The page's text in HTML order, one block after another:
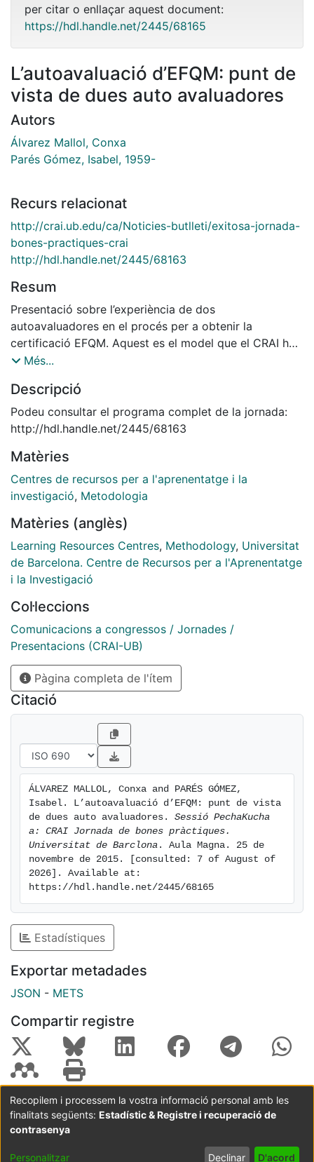
per citar o enllaçar aquest document:
https://hdl.handle.net/2445/68165
L’autoavaluació d’EFQM: punt de
vista de dues auto avaluadores
Autors
Álvarez Mallol, Conxa
Parés Gómez, Isabel, 1959-
Recurs relacionat
http://crai.ub.edu/ca/Noticies-butlleti/exitosa-jornada-
bones-practiques-crai
http://hdl.handle.net/2445/68163
Resum
Presentació sobre l’experiència de dos
autoavaluadores en el procés per a obtenir la
certificació EFQM. Aquest es el model que el CRAI ha
adoptat per tal d’avaluar-nos com a organització
l'excel·lència. La xerrada pretén ser el que a les autores
ens ha aportat participar en aquest procés:
coneixement de la pròpia institució, immersió en la
debat entre totes les parts implicades (Biblioteques,
Unitats transversals, Direcció).
Més...
Descripció
Podeu consultar el programa complet de la jornada:
http://hdl.handle.net/2445/68163
Matèries
Centres de recursos per a l'aprenentatge i la
investigació, Metodologia
Matèries (anglès)
Learning Resources Centres, Methodology, Universitat
de Barcelona. Centre de Recursos per a l'Aprenentatge
i la Investigació
Col·leccions
Comunicacions a congressos / Jornades /
Presentacions (CRAI-UB)
Pàgina completa de l'ítem
Citació
ÁLVAREZ MALLOL, Conxa and PARÉS GÓMEZ,
Isabel. L’autoavaluació d’EFQM: punt de vista
de dues auto avaluadores. Sessió PechaKucha
a: CRAI Jornada de bones pràctiques.
Universitat de Barclona . Aula Magna. 25 de
novembre de 2015. [consulted: 7 of August of
2026]. Available at:
https://hdl.handle.net/2445/68165
Estadístiques
Exportar metadades
JSON - METS
Compartir registre
Coordinació:CRAI UB Avís legal
Metadades
subjectes a:
Configuració
Recopilem i processem la vostra informació personal amb les
finalitats següents: Estadístic & Registre i recuperació de
contrasenya
Personalitzar Declinar D'acord